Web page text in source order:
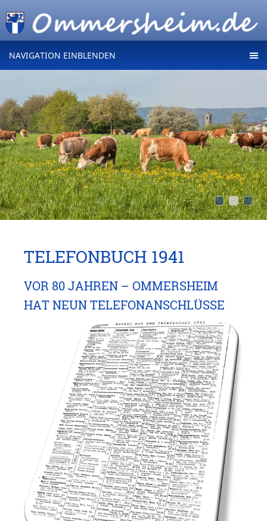
NAVIGATION EINBLENDEN
TELEFONBUCH 1941
VOR 80 JAHREN – OMMERSHEIM
HAT NEUN TELEFONANSCHLÜSSE